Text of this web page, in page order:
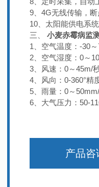
9、4G无线传输，
10、太阳能供电系
三、 小麦赤霉病监
1、空气温度：-30
2、空气湿度：0～
3、风速：0～45m/
4、风向：0-360°精
5、雨量：0～
6、大气压力：50-
产品咨